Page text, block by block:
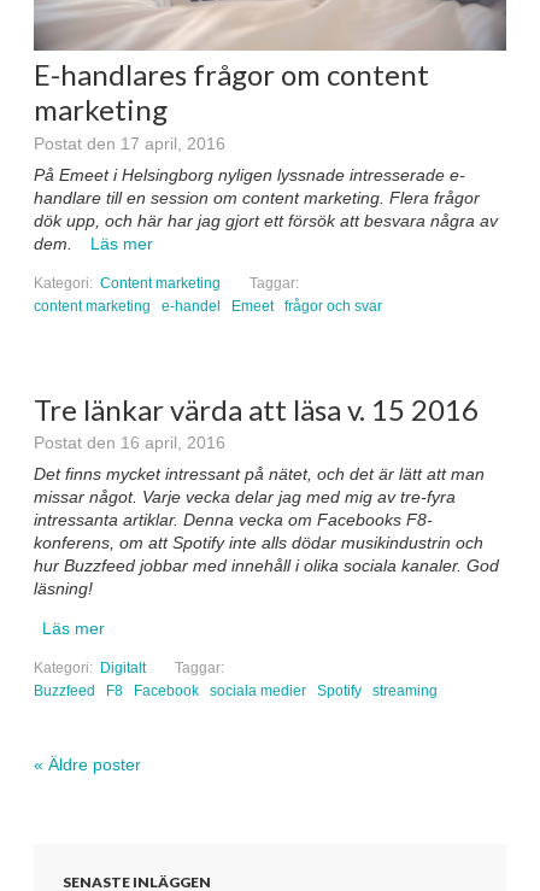
E-handlares frågor om content
marketing
Postat den 17 april, 2016
På Emeet i Helsingborg nyligen lyssnade intresserade e-
handlare till en session om content marketing. Flera frågor
dök upp, och här har jag gjort ett försök att besvara några av
dem.
Läs mer
Kategori: Content marketing
Taggar:
content marketing
e-handel Emeet frågor och svar
Tre länkar värda att läsa v. 15 2016
Postat den 16 april, 2016
Det finns mycket intressant på nätet, och det är lätt att man
missar något. Varje vecka delar jag med mig av tre-fyra
intressanta artiklar. Denna vecka om Facebooks F8-
konferens, om att Spotify inte alls dödar musikindustrin och
hur Buzzfeed jobbar med innehåll i olika sociala kanaler. God
läsning!
Läs mer
Kategori: Digitalt
Taggar:
Buzzfeed
F8 Facebook sociala medier Spotify streaming
« Äldre poster
SENASTE INLÄGGEN